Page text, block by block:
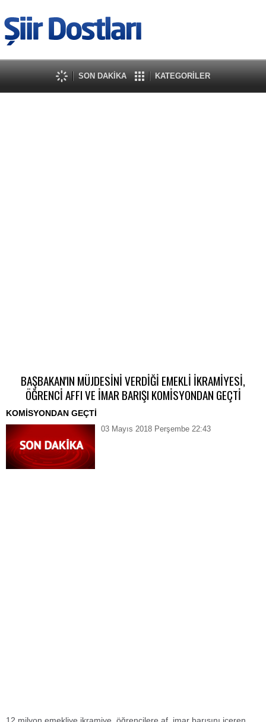
SON DAKİKA KATEGORİLER
BAŞBAKAN'IN MÜJDESİNİ VERDİĞİ EMEKLİ İKRAMİYESİ,
ÖĞRENCİ AFFI VE İMAR BARIŞI KOMİSYONDAN GEÇTİ
KOMİSYONDAN GEÇTİ
03 Mayıs 2018 Perşembe 22:43